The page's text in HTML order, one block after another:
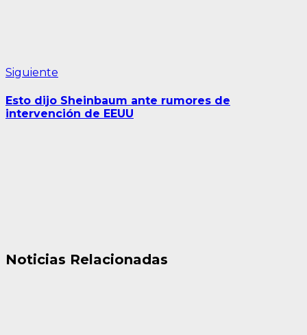
Siguiente
Esto dijo Sheinbaum ante rumores de
intervención de EEUU
Noticias Relacionadas